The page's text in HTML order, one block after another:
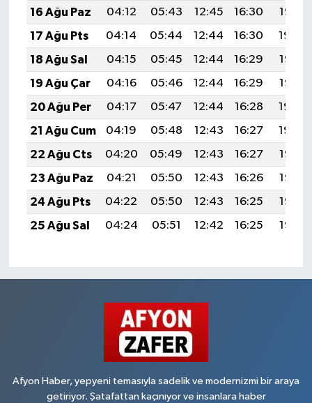
16 Ağu Paz
04:12 05:43 12:45 16:30
19:36
17 Ağu Pts
04:14 05:44 12:44 16:30
19:34
18 Ağu Sal
04:15 05:45 12:44 16:29
19:33
19 Ağu Çar
04:16 05:46 12:44 16:29
19:32
20 Ağu Per
04:17 05:47 12:44 16:28
19:30
21 Ağu Cum
04:19 05:48 12:43 16:27
19:29
22 Ağu Cts
04:20 05:49 12:43 16:27
19:28
23 Ağu Paz
04:21 05:50 12:43 16:26
19:26
24 Ağu Pts
04:22 05:50 12:43 16:25
19:25
25 Ağu Sal
04:24 05:51 12:42 16:25 19:23
Afyon Haber, yepyeni temasıyla sadelik ve modernizmi bir araya
getiriyor. Şatafattan kaçınıyor ve insanlara haber